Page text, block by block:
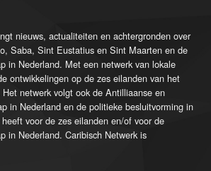
nieuws, actualiteiten en achtergronden over
Saba, Sint Eustatius en Sint Maarten en de
in Nederland. Met een netwerk van lokale
ontwikkelingen op de zes eilanden van het
netwerk volgt ook de Antilliaanse en
in Nederland en de politieke besluitvorming in
voor de zes eilanden en/of voor de
in Nederland. Caribisch Netwerk is